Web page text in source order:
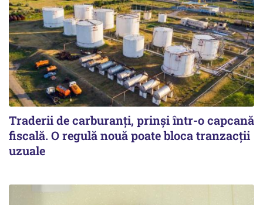
Traderii de carburanți, prinși într-o capcană
fiscală. O regulă nouă poate bloca tranzacții
uzuale